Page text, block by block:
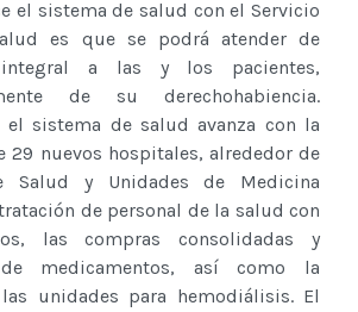
el sistema de salud con el Servicio
es que se podrá atender de
a las y los pacientes,
de su derechohabiencia.
el sistema de salud avanza con la
29 nuevos hospitales, alrededor de
Salud y Unidades de Medicina
de personal de la salud con
las compras consolidadas y
de medicamentos, así como la
unidades para hemodiálisis. El